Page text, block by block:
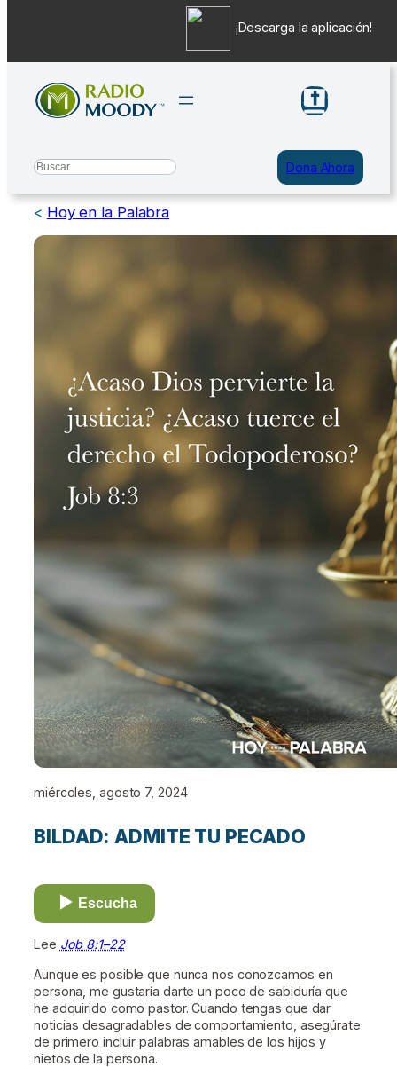
contenido
Search Dona Ahora
< Hoy en la Palabra
miércoles, agosto 7, 2024
BILDAD: ADMITE TU PECADO
Escucha
Lee Job 8:1–22
Aunque es posible que nunca nos conozcamos en
persona, me gustaría darte un poco de sabiduría que
he adquirido como pastor. Cuando tengas que dar
noticias desagradables de comportamiento, asegúrate
de primero incluir palabras amables de los hijos y
nietos de la persona.
¡Descarga la aplicación!